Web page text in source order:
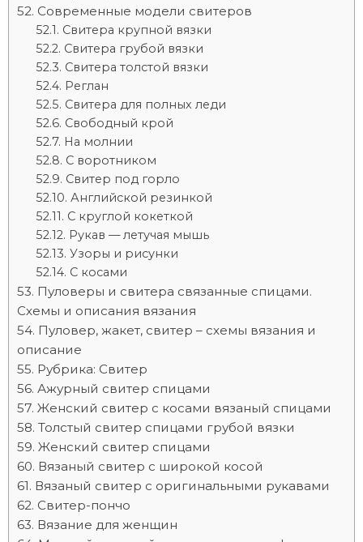
Современные модели свитеров
Свитера крупной вязки
Свитера грубой вязки
Свитера толстой вязки
Реглан
Свитера для полных леди
Свободный крой
На молнии
С воротником
Свитер под горло
Английской резинкой
С круглой кокеткой
Рукав — летучая мышь
Узоры и рисунки
С косами
Пуловеры и свитера связанные спицами.
Схемы и описания вязания
Пуловер, жакет, свитер – схемы вязания и
описание
Рубрика: Свитер
Ажурный свитер спицами
Женский свитер с косами вязаный спицами
Толстый свитер спицами грубой вязки
Женский свитер спицами
Вязаный свитер с широкой косой
Вязаный свитер с оригинальными рукавами
Свитер-пончо
Вязание для женщин